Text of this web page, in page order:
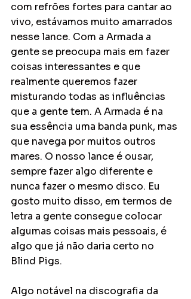
com refrões fortes para cantar ao
vivo, estávamos muito amarrados
nesse lance. Com a Armada a
gente se preocupa mais em fazer
coisas interessantes e que
realmente queremos fazer
misturando todas as influências
que a gente tem. A Armada é na
sua essência uma banda punk, mas
que navega por muitos outros
mares. O nosso lance é ousar,
sempre fazer algo diferente e
nunca fazer o mesmo disco. Eu
gosto muito disso, em termos de
letra a gente consegue colocar
algumas coisas mais pessoais, é
algo que já não daria certo no
Blind Pigs.
Algo notável na discografia da